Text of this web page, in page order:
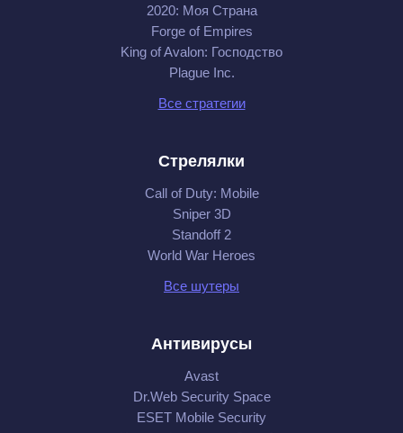
2020: Моя Cтрана
Forge of Empires
King of Avalon: Господство
Plague Inc.
Все стратегии
Стрелялки
Call of Duty: Mobile
Sniper 3D
Standoff 2
World War Heroes
Все шутеры
Антивирусы
Avast
Dr.Web Security Space
ESET Mobile Security